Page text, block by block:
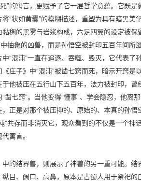
”的寓言，更赋予了它一层哲学意蕴。它既是
“状如黄囊”的模糊描述，重塑为具有暗黑美
稠的黑雾与岩浆构成，六足四翼的设定被保
抽象的凶兽，而是孙悟空被封印五百年间所
“混沌”一直在追逐、吞噬、毁灭，它代表了
庄子》中“混沌”被凿七窍而死，暗示开窍是
他被压在五行山下五百年，法力被封印，曾
凿七窍”。当他变得“懂事”、学会隐忍，他离
正是对那个被压抑的、原始的、本真的孙悟
”共存而非消灭它，观众看到的不仅是一个神
寓言。
的结界兽，则展示了神兽的另一重可能。结
目、阔口、高鼻，原本是古蜀人用于祭祀的